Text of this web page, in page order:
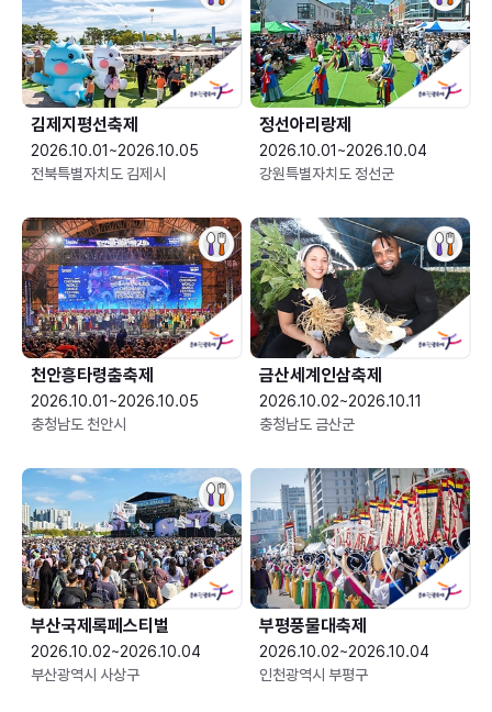
김제지평선축제
2026.10.01~2026.10.05
전북특별자치도 김제시
정선아리랑제
2026.10.01~2026.10.04
강원특별자치도 정선군
천안흥타령춤축제
2026.10.01~2026.10.05
충청남도 천안시
금산세계인삼축제
2026.10.02~2026.10.11
충청남도 금산군
부산국제록페스티벌
2026.10.02~2026.10.04
부산광역시 사상구
부평풍물대축제
2026.10.02~2026.10.04
인천광역시 부평구